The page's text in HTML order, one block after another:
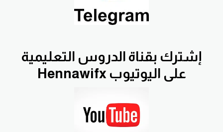
إشترك بقناة الدروس التعليمية
Hennawifx على اليوتيوب